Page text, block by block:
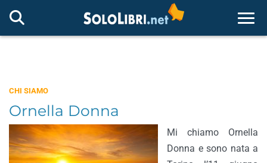
CHI SIAMO
Ornella Donna
Mi chiamo Ornella
Donna e sono nata a